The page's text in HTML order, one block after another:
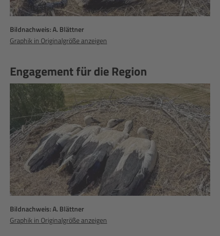
Bildnachweis: A. Blättner
Graphik in Originalgröße anzeigen
Engagement für die Region
Bildnachweis: A. Blättner
Graphik in Originalgröße anzeigen